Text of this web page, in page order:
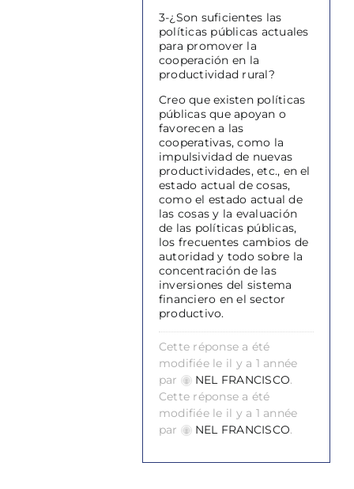
3-¿Son suficientes las
políticas públicas actuales
para promover la
cooperación en la
productividad rural?
Creo que existen políticas
públicas que apoyan o
favorecen a las
cooperativas, como la
impulsividad de nuevas
productividades, etc., en el
estado actual de cosas,
como el estado actual de
las cosas y la evaluación
de las políticas públicas,
los frecuentes cambios de
autoridad y todo sobre la
concentración de las
inversiones del sistema
financiero en el sector
productivo.
Cette réponse a été
modifiée le il y a 1 année
par
NEL FRANCISCO.
Cette réponse a été
modifiée le il y a 1 année
par
NEL FRANCISCO.